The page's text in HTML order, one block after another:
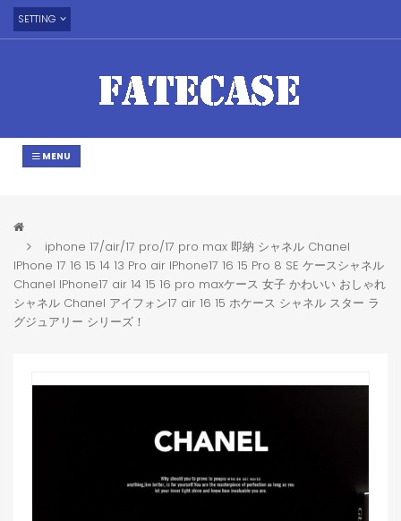
SETTING
MENU
iphone 17/air/17 pro/17 pro max 即納 シャネル Chanel
IPhone 17 16 15 14 13 Pro air IPhone17 16 15 Pro 8 SE ケースシャネル
Chanel IPhone17 air 14 15 16 pro maxケース 女子 かわいい おしゃれ
シャネル Chanel アイフォン17 air 16 15 ホケース シャネル スター ラ
グジュアリー シリーズ！